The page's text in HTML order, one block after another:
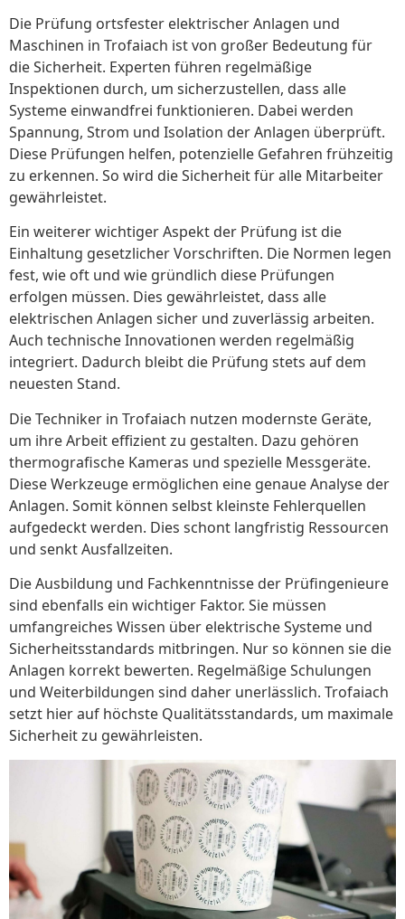
Die Prüfung ortsfester elektrischer Anlagen und
Maschinen in Trofaiach ist von großer Bedeutung für
die Sicherheit. Experten führen regelmäßige
Inspektionen durch, um sicherzustellen, dass alle
Systeme einwandfrei funktionieren. Dabei werden
Spannung, Strom und Isolation der Anlagen überprüft.
Diese Prüfungen helfen, potenzielle Gefahren frühzeitig
zu erkennen. So wird die Sicherheit für alle Mitarbeiter
gewährleistet.
Ein weiterer wichtiger Aspekt der Prüfung ist die
Einhaltung gesetzlicher Vorschriften. Die Normen legen
fest, wie oft und wie gründlich diese Prüfungen
erfolgen müssen. Dies gewährleistet, dass alle
elektrischen Anlagen sicher und zuverlässig arbeiten.
Auch technische Innovationen werden regelmäßig
integriert. Dadurch bleibt die Prüfung stets auf dem
neuesten Stand.
Die Techniker in Trofaiach nutzen modernste Geräte,
um ihre Arbeit effizient zu gestalten. Dazu gehören
thermografische Kameras und spezielle Messgeräte.
Diese Werkzeuge ermöglichen eine genaue Analyse der
Anlagen. Somit können selbst kleinste Fehlerquellen
aufgedeckt werden. Dies schont langfristig Ressourcen
und senkt Ausfallzeiten.
Die Ausbildung und Fachkenntnisse der Prüfingenieure
sind ebenfalls ein wichtiger Faktor. Sie müssen
umfangreiches Wissen über elektrische Systeme und
Sicherheitsstandards mitbringen. Nur so können sie die
Anlagen korrekt bewerten. Regelmäßige Schulungen
und Weiterbildungen sind daher unerlässlich. Trofaiach
setzt hier auf höchste Qualitätsstandards, um maximale
Sicherheit zu gewährleisten.